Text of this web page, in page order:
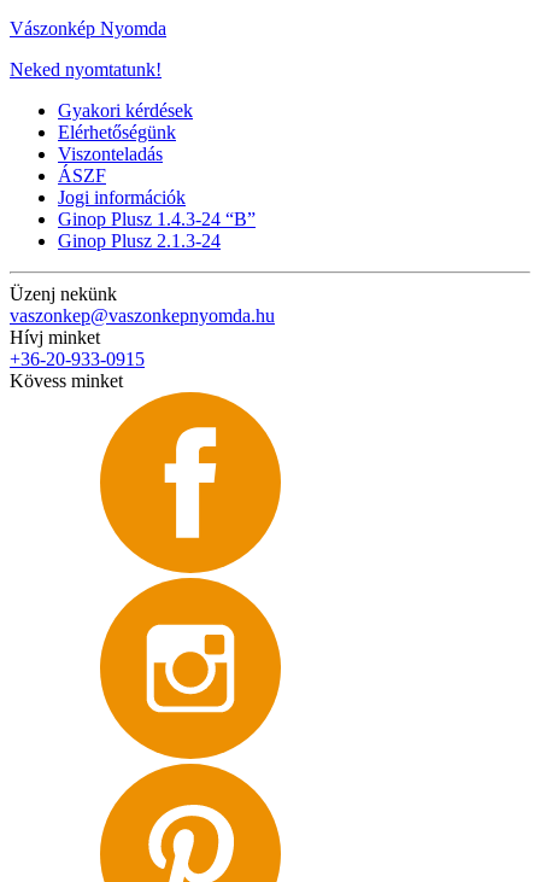
Vászonkép Nyomda
Neked nyomtatunk!
Gyakori kérdések
Elérhetőségünk
Viszonteladás
ÁSZF
Jogi információk
Ginop Plusz 1.4.3-24 “B”
Ginop Plusz 2.1.3-24
Üzenj nekünk
vaszonkep@vaszonkepnyomda.hu
Hívj minket
+36-20-933-0915
Kövess minket